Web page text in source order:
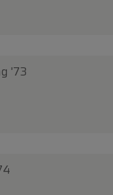
'73